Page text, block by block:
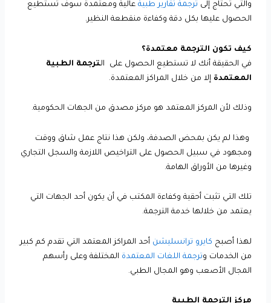
والتي تحتاج إلى ترجمة تقارير طبية عالية ومعتمدة سوف تستطيع
الحصول عليها بكل دقة وكفاءة منقطعة النظير.
كيف تكون الترجمة معتمدة؟
في الحقيقة أنك لا تستطيع الحصول على الترجمة الطبية
المعتمدة إلا من خلال المراكز المعتمدة.
وذلك لأن المركز المعتمد هو مركز مصدق من الجهات الحكومية.
وهذا لم يكن بمحض الصدفة، ولكن هذا نتاج عمل شاق ووقت
ومجهود في سبيل الحصول على التراخيص اللازمة والسجل التجاري
وغيرها من الأوراق الهامة.
تلك التي تثبت أحقية وكفاءة المكتب في أن يكون أحد الجهات التي
يعتمد من خلالها خدمة الترجمة.
لهذا أصبح كايرو ترانسليشن أحد المراكز المعتمد التي تقدم كم كبير
من الخدمات وترجمة اللغات المعتمدة المختلفة وعلى رأسهم
المجال الأصعب وهو المجال الطبي.